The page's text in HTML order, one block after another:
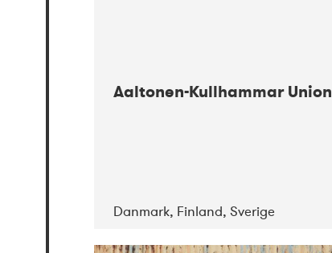
Aaltonen-Kullhammar Union
Danmark, Finland, Sverige